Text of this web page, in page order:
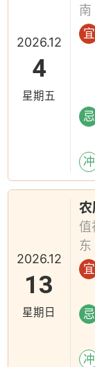
2026.12
4
星期五
南
宜
忌
冲
2026.12
13
星期日
值
东
宜
忌
冲